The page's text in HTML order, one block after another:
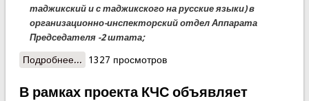
таджикский и с таджикского на русские языки) в
организационно-инспекторский отдел Аппарата
Председателя -2 штата;
Подробнее... о КЧС объявляет конкурс на замещение
1327 просмотров
В рамках проекта КЧС объявляет